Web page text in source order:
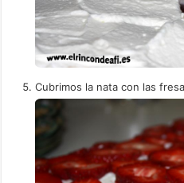
Cubrimos la nata con las